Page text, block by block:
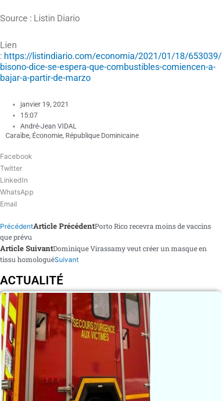
Source : Listin Diario
Lien
: https://listindiario.com/economia/2021/01/18/
bisono-dice-se-espera-que-combustibles-comiencen-a-
bajar-a-partir-de-marzo
janvier 19, 2021
15:07
André-Jean VIDAL
Caraïbe, Économie, République Dominicaine
Facebook
Twitter
LinkedIn
WhatsApp
Email
PrécédentArticle PrécédentPorto Rico recevra moins de vaccins
que prévu
Article SuivantDominique Virassamy veut créer un masque en
tissu homologuéSuivant
ACTUALITÉ